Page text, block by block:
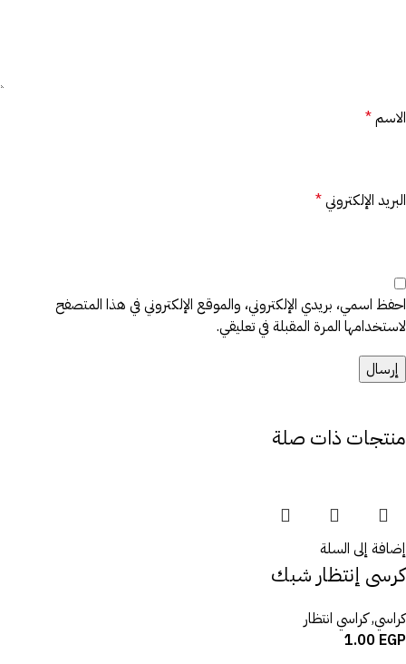
الاسم*
البريد الإلكتروني*
احفظ اسمي، بريدي الإلكتروني، والموقع الإلكتروني في هذا المتصفح
لاستخدامها المرة المقبلة في تعليقي.
منتجات ذات صلة
إضافة إلى السلة
كرسى إنتظار شبك
كراسي,كراسي انتظار
1.00 EGP